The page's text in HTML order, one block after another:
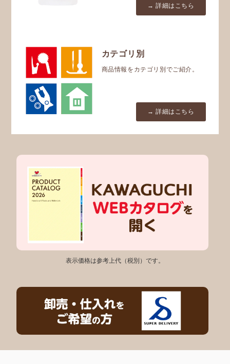
→ 詳細はこちら
カテゴリ別
商品情報をカテゴリ別でご紹介。
→ 詳細はこちら
表示価格は参考上代（税別）です。